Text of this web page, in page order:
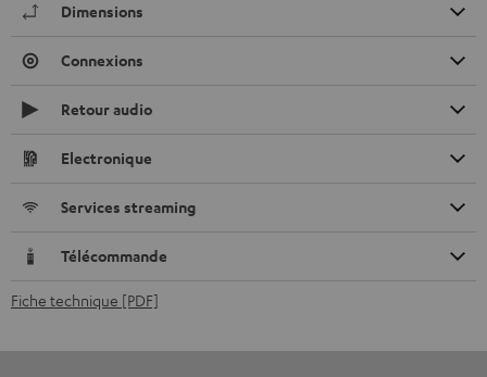
Dimensions
Connexions
Retour audio
Electronique
Services streaming
Télécommande
Fiche technique [PDF]